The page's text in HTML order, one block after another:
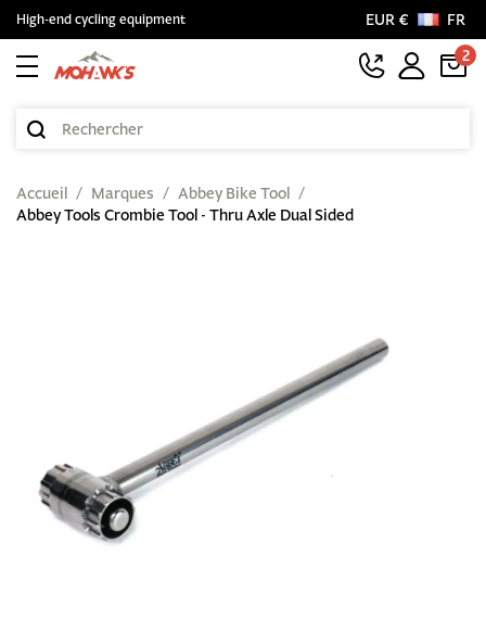
High-end cycling equipment EUR €
FR
2
Accueil Marques
Abbey Bike Tool
Abbey Tools Crombie Tool - Thru Axle Dual Sided